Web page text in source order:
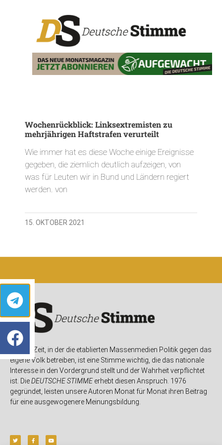
Wochenrückblick: Linksextremisten zu
mehrjährigen Haftstrafen verurteilt
Wie immer hat es diese Woche einige Ereignisse
gegeben, die ziemlich deutlich aufzeigen, von
was für Leuten wir in Bund und Ländern regiert
werden. von
15. OKTOBER 2021
In einer Zeit, in der die etablierten Massenmedien Politik gegen das
eigene Volk betreiben, ist eine Stimme wichtig, die das nationale
Interesse in den Vordergrund stellt und der Wahrheit verpflichtet
ist. DieDEUTSCHE STIMMEerhebt diesen Anspruch. 1976
gegründet, leisten unsere Autoren Monat für Monat ihren Beitrag
für eine ausgewogenere Meinungsbildung.